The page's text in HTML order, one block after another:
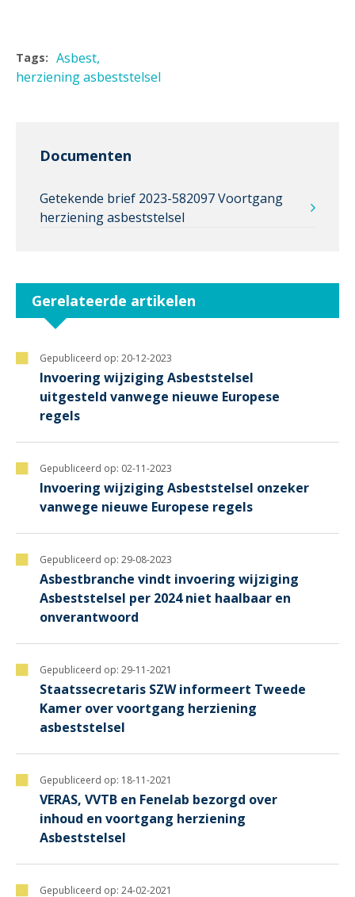
Tags: Asbest
herziening asbeststelsel
Documenten
Getekende brief 2023-582097 Voortgang
herziening asbeststelsel
Gerelateerde artikelen
Gepubliceerd op: 20-12-2023
Invoering wijziging Asbeststelsel
uitgesteld vanwege nieuwe Europese
regels
Gepubliceerd op: 02-11-2023
Invoering wijziging Asbeststelsel onzeker
vanwege nieuwe Europese regels
Gepubliceerd op: 29-08-2023
Asbestbranche vindt invoering wijziging
Asbeststelsel per 2024 niet haalbaar en
onverantwoord
Gepubliceerd op: 29-11-2021
Staatssecretaris SZW informeert Tweede
Kamer over voortgang herziening
asbeststelsel
Gepubliceerd op: 18-11-2021
VERAS, VVTB en Fenelab bezorgd over
inhoud en voortgang herziening
Asbeststelsel
Gepubliceerd op: 24-02-2021